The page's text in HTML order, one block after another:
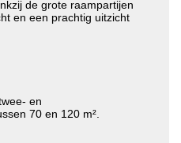
de grote raampartijen
en een prachtig uitzicht
en
70 en 120 m².